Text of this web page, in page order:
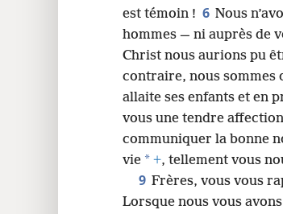
est témoin ! 6 Nous
hommes — ni auprès de
Christ nous aurions pu
contraire, nous sommes
allaite ses enfants et en
vous une tendre
communiquer la bonne
vie * +, tellement vous
9 Frères, vous vous
Lorsque nous vous